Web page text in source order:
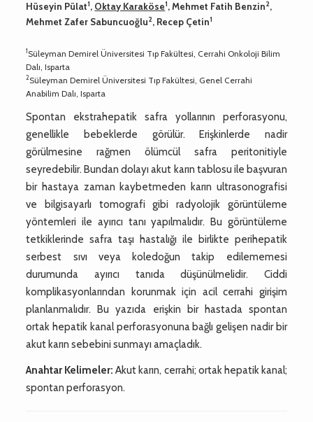
Hüseyin Pülat1, Oktay Karaköse1, Mehmet Fatih Benzin2,
Mehmet Zafer Sabuncuoğlu2, Recep Çetin1
1Süleyman Demirel Üniversitesi Tıp Fakültesi, Cerrahi Onkoloji Bilim
Dalı, Isparta
2Süleyman Demirel Üniversitesi Tıp Fakültesi, Genel Cerrahi
Anabilim Dalı, Isparta
Spontan ekstrahepatik safra yollarının perforasyonu,
genellikle bebeklerde görülür. Erişkinlerde nadir
görülmesine rağmen ölümcül safra peritonitiyle
seyredebilir. Bundan dolayı akut karın tablosu ile başvuran
bir hastaya zaman kaybetmeden karın ultrasonografisi
ve bilgisayarlı tomografi gibi radyolojik görüntüleme
yöntemleri ile ayırıcı tanı yapılmalıdır. Bu görüntüleme
tetkiklerinde safra taşı hastalığı ile birlikte perihepatik
serbest sıvı veya koledoğun takip edilememesi
durumunda ayırıcı tanıda düşünülmelidir. Ciddi
komplikasyonlarından korunmak için acil cerrahi girişim
planlanmalıdır. Bu yazıda erişkin bir hastada spontan
ortak hepatik kanal perforasyonuna bağlı gelişen nadir bir
akut karın sebebini sunmayı amaçladık.
Anahtar Kelimeler: Akut karın, cerrahi; ortak hepatik kanal;
spontan perforasyon.